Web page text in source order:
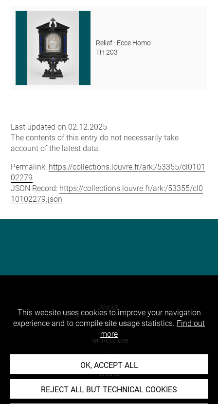
Relief : Ecce Homo
TH 203
Last updated on 02.12.2025
The contents of this entry do not necessarily take
account of the latest data.
Permalink: https://collections.louvre.fr/ark:/53355/cl0101
02279
JSON Record: https://collections.louvre.fr/ark:/53355/cl0
10102279.json
About
Contact Us
Terms of use
Cookies
Credits
Accessibility : non compliant
This website uses cookies to improve your navigation
experience and to compile site usage statistics. Find out
more
OK, ACCEPT ALL
REJECT ALL BUT TECHNICAL COOKIES